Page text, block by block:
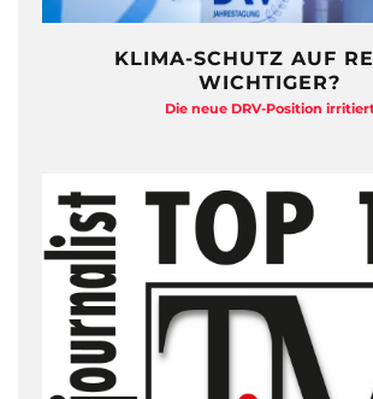
NACH CORONA – URLAUB
Talk mit Nachhaltigkeits-Experte